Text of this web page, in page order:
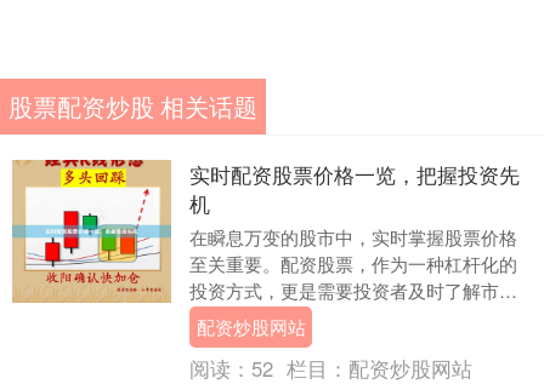
股票配资炒股 相关话题
实时配资股票价格一览，把握投资先
机
在瞬息万变的股市中，实时掌握股票价格
至关重要。配资股票，作为一种杠杆化的
投资方式，更是需要投资者及时了解市场
动态。 为了满足投资者的需求，各大券商
和金融平台纷纷....
配资炒股网站
阅读： 52 栏目： 配资炒股网站